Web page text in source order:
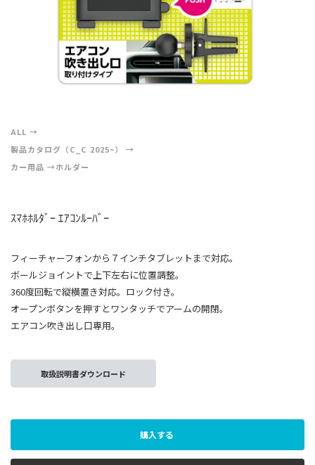
ALL
製品カタログ（C_C 2025~）
カー用品
ホルダー
ｽﾏﾎﾎﾙﾀﾞｰ ｴｱｺﾝﾙｰﾊﾞｰ
フィーチャーフォンから７インチタブレットまで対応。
ボールジョイントで上下左右に位置調整。
360度回転で縦横置き対応。ロック付き。
オープンボタンを押すとワンタッチでアームの開閉。
エアコン吹き出し口専用。
取扱説明書ダウンロード
購入する